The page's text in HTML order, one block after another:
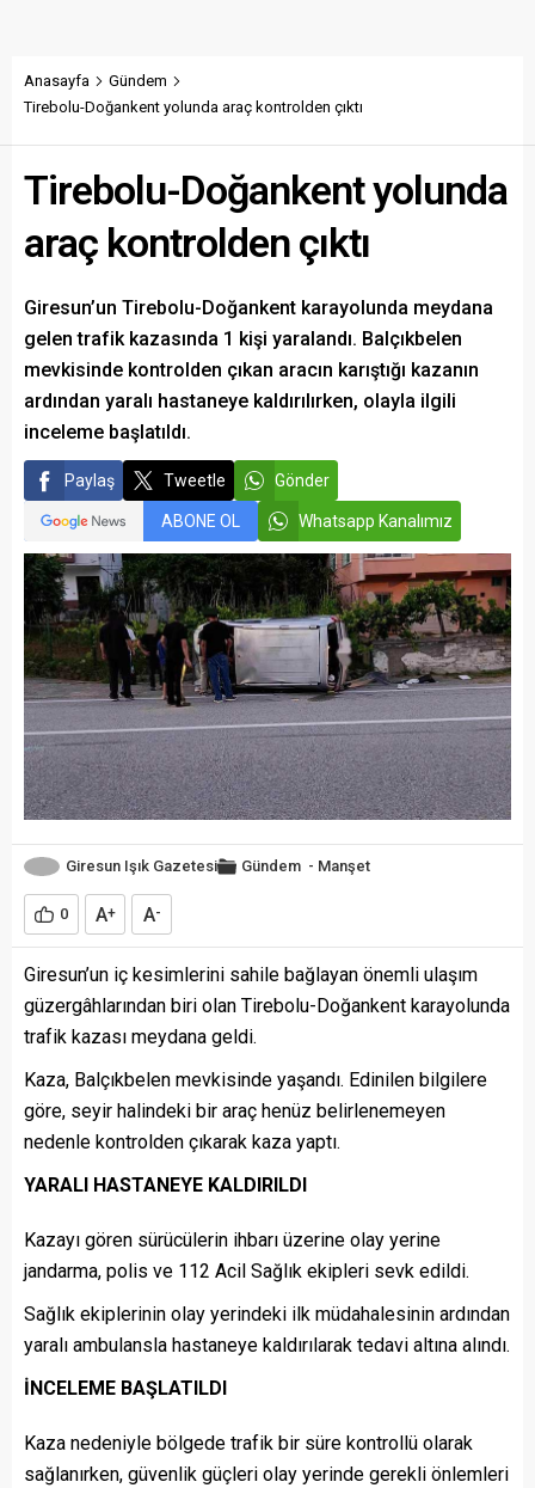
Anasayfa
Gündem
Tirebolu-Doğankent yolunda araç kontrolden çıktı
Tirebolu-Doğankent yolunda
araç kontrolden çıktı
Giresun’un Tirebolu-Doğankent karayolunda meydana
gelen trafik kazasında 1 kişi yaralandı. Balçıkbelen
mevkisinde kontrolden çıkan aracın karıştığı kazanın
ardından yaralı hastaneye kaldırılırken, olayla ilgili
inceleme başlatıldı.
Paylaş Tweetle Gönder
ABONE OL Whatsapp Kanalımız
Giresun Işık Gazetesi Gündem - Manşet
0 A+ A-
Giresun’un iç kesimlerini sahile bağlayan önemli ulaşım
güzergâhlarından biri olan Tirebolu-Doğankent karayolunda
trafik kazası meydana geldi.
Kaza, Balçıkbelen mevkisinde yaşandı. Edinilen bilgilere
göre, seyir halindeki bir araç henüz belirlenemeyen
nedenle kontrolden çıkarak kaza yaptı.
YARALI HASTANEYE KALDIRILDI
Kazayı gören sürücülerin ihbarı üzerine olay yerine
jandarma, polis ve 112 Acil Sağlık ekipleri sevk edildi.
Sağlık ekiplerinin olay yerindeki ilk müdahalesinin ardından
yaralı ambulansla hastaneye kaldırılarak tedavi altına alındı.
İNCELEME BAŞLATILDI
Kaza nedeniyle bölgede trafik bir süre kontrollü olarak
sağlanırken, güvenlik güçleri olay yerinde gerekli önlemleri